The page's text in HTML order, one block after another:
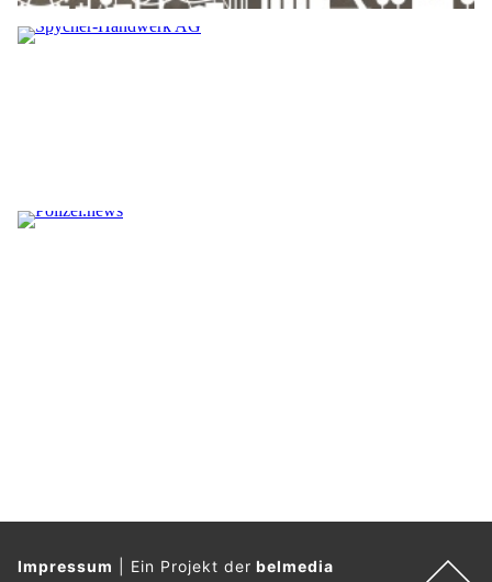
Impressum Ein Projekt derbelmedia